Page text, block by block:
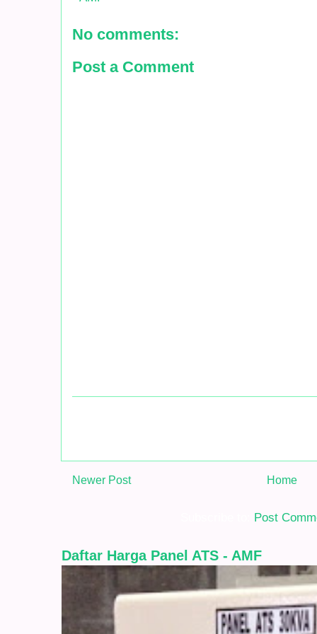
No comments:
Post a Comment
Newer Post Home
Post
Daftar Harga Panel ATS - AMF